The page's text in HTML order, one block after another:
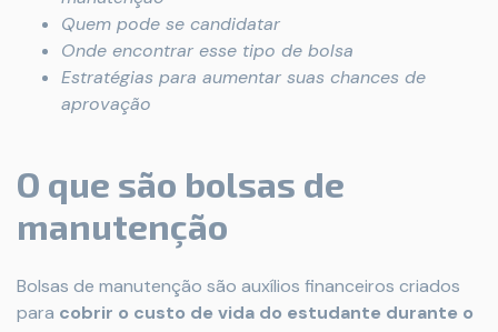
Quem pode se candidatar
Onde encontrar esse tipo de bolsa
Estratégias para aumentar suas chances de
aprovação
O que são bolsas de
manutenção
Bolsas de manutenção são auxílios financeiros criados
para cobrir o custo de vida do estudante durante o